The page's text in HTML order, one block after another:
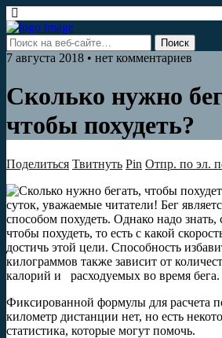
7 августа 2018 • нет комментариев
Сколько нужно
чтобы похудеть?
Поделиться Твитнуть Pin Отпр. по эл.
суток, уважаемые читатели! Бег
способом похудеть. Однако надо знать,
чтобы похудеть, то есть с какой
достичь этой цели. Способность
килограммов также зависит от
калорий и расходуемых во время бега.
Фиксированной формулы для расчета
километр дистанции нет, но есть
статистика, которые могут помочь.